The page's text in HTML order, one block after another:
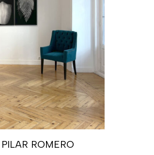
ROMERO